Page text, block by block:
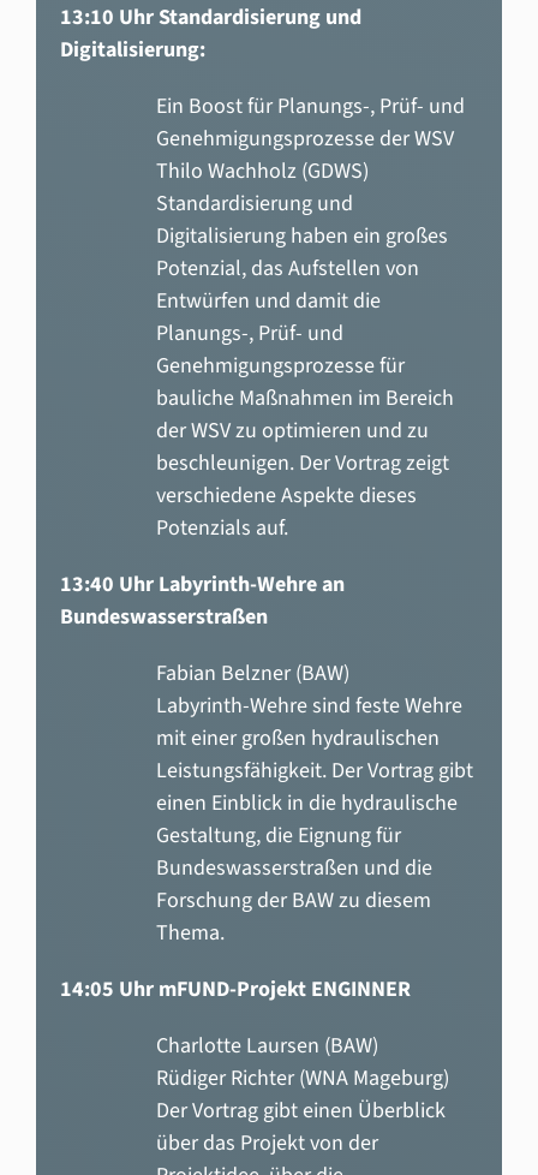
13:10 Uhr Standardisierung und
Digitalisierung:
Ein Boost für Planungs-, Prüf- und
Genehmigungsprozesse der WSV
Thilo Wachholz (GDWS)
Standardisierung und
Digitalisierung haben ein großes
Potenzial, das Aufstellen von
Entwürfen und damit die
Planungs-, Prüf- und
Genehmigungsprozesse für
bauliche Maßnahmen im Bereich
der WSV zu optimieren und zu
beschleunigen. Der Vortrag zeigt
verschiedene Aspekte dieses
Potenzials auf.
13:40 Uhr Labyrinth-Wehre an
Bundeswasserstraßen
Fabian Belzner (BAW)
Labyrinth-Wehre sind feste Wehre
mit einer großen hydraulischen
Leistungsfähigkeit. Der Vortrag gibt
einen Einblick in die hydraulische
Gestaltung, die Eignung für
Bundeswasserstraßen und die
Forschung der BAW zu diesem
Thema.
14:05 Uhr mFUND-Projekt ENGINNER
Charlotte Laursen (BAW)
Rüdiger Richter (WNA Mageburg)
Der Vortrag gibt einen Überblick
über das Projekt von der